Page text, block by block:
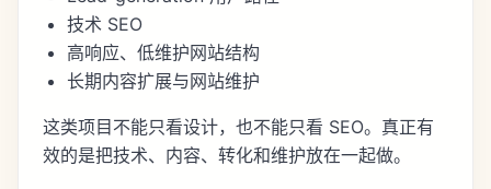
技术 SEO
高响应、低维护网站结构
长期内容扩展与网站维护
这类项目不能只看设计，也不能只看 SEO。真正有
效的是把技术、内容、转化和维护放在一起做。